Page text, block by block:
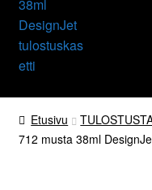
Etusivu
Tuotteet
Etusivu
712 musta 38ml